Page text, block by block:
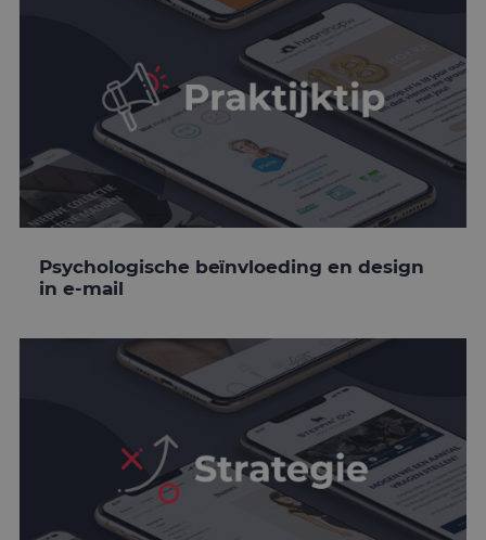
Psychologische beïnvloeding en design
in e-mail